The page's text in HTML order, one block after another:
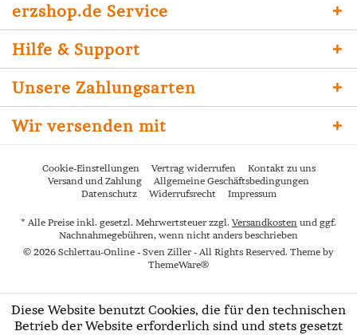
erzshop.de Service
Hilfe & Support
Unsere Zahlungsarten
Wir versenden mit
Cookie-Einstellungen Vertrag widerrufen
Kontakt zu uns
Versand und Zahlung
Allgemeine Geschäftsbedingungen
Datenschutz
Widerrufsrecht Impressum
* Alle Preise inkl. gesetzl. Mehrwertsteuer zzgl. Versandkosten und ggf.
Nachnahmegebühren, wenn nicht anders beschrieben
© 2026 Schlettau-Online - Sven Ziller - All Rights Reserved. Theme by
ThemeWare®
Diese Website benutzt Cookies, die für den technischen
Betrieb der Website erforderlich sind und stets gesetzt